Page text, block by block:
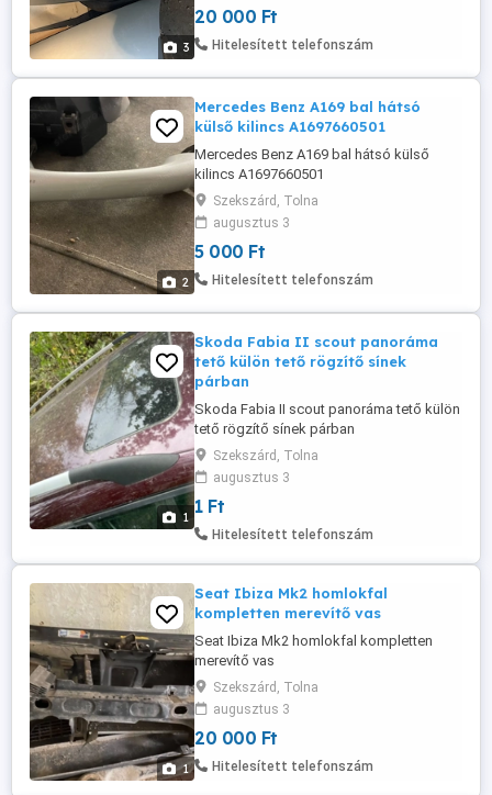
3
20 000 Ft
Hitelesített telefonszám
2
Mercedes Benz A169 bal hátsó
külső kilincs A1697660501
Mercedes Benz A169 bal hátsó külső
kilincs A1697660501
Szekszárd, Tolna
augusztus 3
5 000 Ft
Hitelesített telefonszám
1
Skoda Fabia II scout panoráma
tető külön tető rögzítő sínek
párban
Skoda Fabia II scout panoráma tető külön
tető rögzítő sínek párban
Szekszárd, Tolna
augusztus 3
1 Ft
Hitelesített telefonszám
1
Seat Ibiza Mk2 homlokfal
kompletten merevítő vas
Seat Ibiza Mk2 homlokfal kompletten
merevítő vas
Szekszárd, Tolna
augusztus 3
20 000 Ft
Hitelesített telefonszám